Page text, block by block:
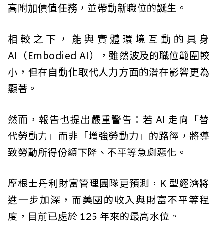
高附加價值任務，並帶動新職位的誕生。
相較之下，能與實體環境互動的具身
AI（Embodied AI），雖然波及的職位範圍較
小，但在自動化取代人力方面的潛在影響更為
顯著。
然而，報告也提出嚴重警告：若 AI 走向「替
代勞動力」而非「增強勞動力」的路徑，將導
致勞動所得份額下降、不平等急劇惡化。
摩根士丹利財富管理團隊更預測，K 型經濟將
進一步加深，而美國的收入與財富不平等程
度，目前已處於 125 年來的最高水位。